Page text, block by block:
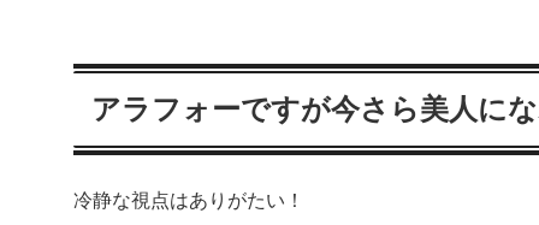
アラフォーですが今さら美人に
冷静な視点はありがたい！